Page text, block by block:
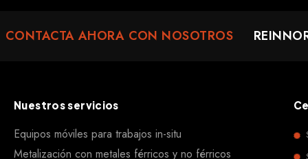
CONTACTA AHORA CON NOSOTROS
Nuestros servicios
Equipos móviles para trabajos in-situ
Metalización con metales férricos y no férricos